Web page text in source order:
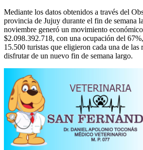
Mediante los datos obtenidos a través del
provincia de Jujuy durante el fin de semana
noviembre generó un movimiento
$2.098.392.718, con una ocupación del
15.500 turistas que eligieron cada una de las
disfrutar de un nuevo fin de semana largo.